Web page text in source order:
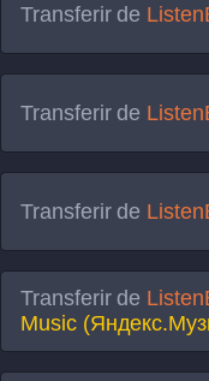
Transferir de
Transferir de
Transferir de
Transferir de
Music